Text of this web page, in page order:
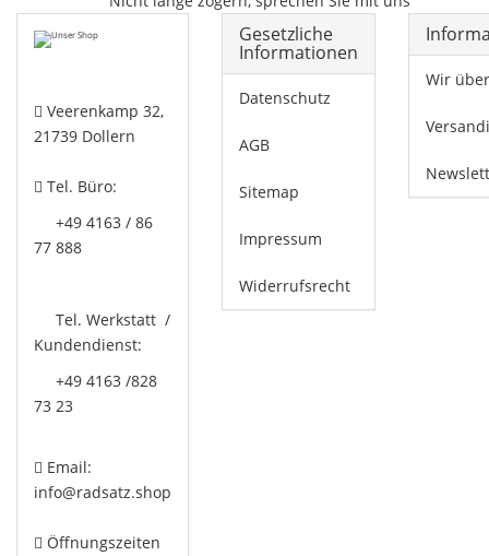
Veerenkamp 32,
21739 Dollern
Tel. Büro:
+49 4163 / 86
77 888
Tel. Werkstatt /
Kundendienst:
+49 4163 /828
73 23
Email:
info@radsatz.shop
Öffnungszeiten
Gesetzliche
Informationen
Datenschutz
AGB
Sitemap
Impressum
Widerrufsrecht
Wir